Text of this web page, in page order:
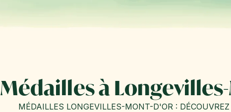
Médailles à
MÉDAILLES LONGEVILLES-MONT-D'OR :